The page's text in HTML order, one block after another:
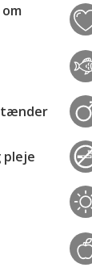
tænder
pleje